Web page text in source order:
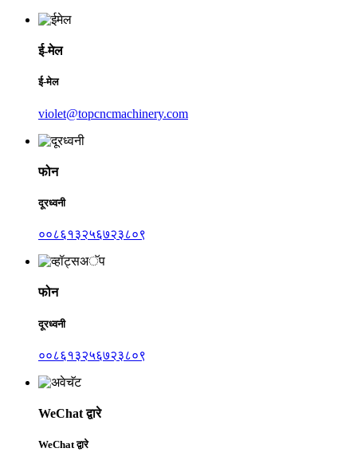
ई-मेल
ई-मेल
violet@topcncmachinery.com
फोन
दूरध्वनी
००८६१३२५६७२३८०९
फोन
दूरध्वनी
००८६१३२५६७२३८०९
WeChat द्वारे
WeChat द्वारे